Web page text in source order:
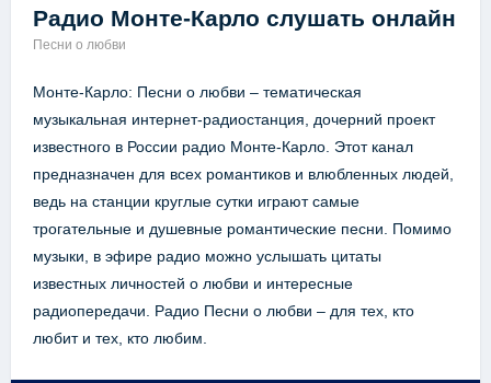
Радио Монте-Карло слушать онлайн
Песни о любви
Монте-Карло: Песни о любви – тематическая
музыкальная интернет-радиостанция, дочерний проект
известного в России радио Монте-Карло. Этот канал
предназначен для всех романтиков и влюбленных людей,
ведь на станции круглые сутки играют самые
трогательные и душевные романтические песни. Помимо
музыки, в эфире радио можно услышать цитаты
известных личностей о любви и интересные
радиопередачи. Радио Песни о любви – для тех, кто
любит и тех, кто любим.